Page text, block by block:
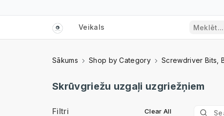
Veikals
Sākums Shop by Category Screwdriver Bits,
Skrūvgriežu uzgaļi uzgriežņiem
Filtri Clear All